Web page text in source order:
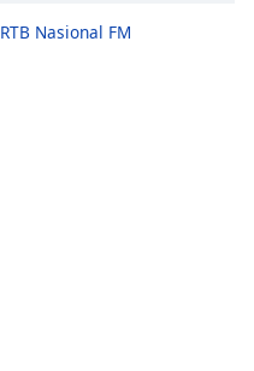
RTB Nasional FM